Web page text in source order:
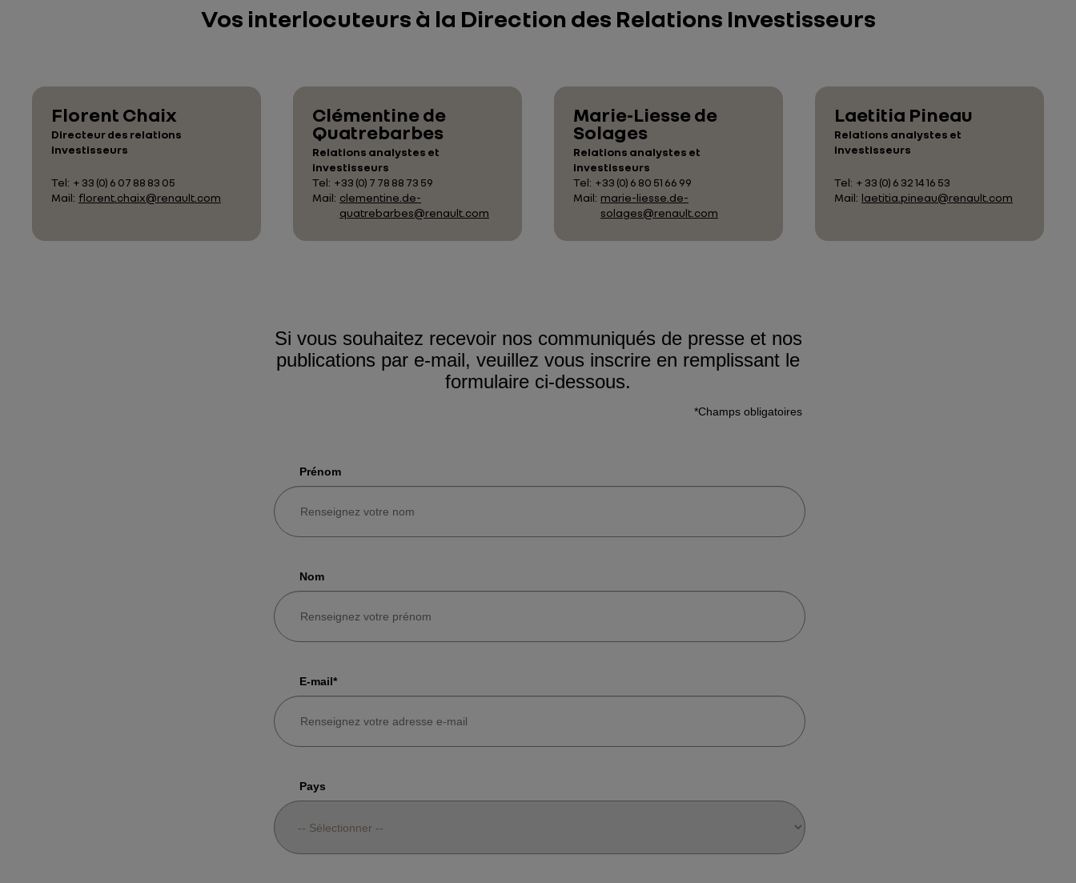
Vos interlocuteurs à la Direction des Relations Investisseurs
Florent Chaix
Directeur des relations
investisseurs
Tel: + 33 (0) 6 07 88 83 05
Mail: florent.chaix@renault.com
Clémentine de
Quatrebarbes
Relations analystes et
investisseurs
Tel: +33 (0) 7 78 88 73 59
Mail: clementine.de-
quatrebarbes@renault.com
Marie-Liesse de
Solages
Relations analystes et
investisseurs
Tel: +33 (0) 6 80 51 66 99
Mail: marie-liesse.de-
solages@renault.com
Laetitia Pineau
Relations analystes et
investisseurs
Tel: + 33 (0) 6 32 14 16 53
Mail: laetitia.pineau@renault.com